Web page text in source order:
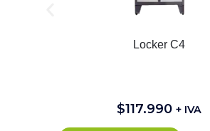
Locker C4
$117.990 + IVA